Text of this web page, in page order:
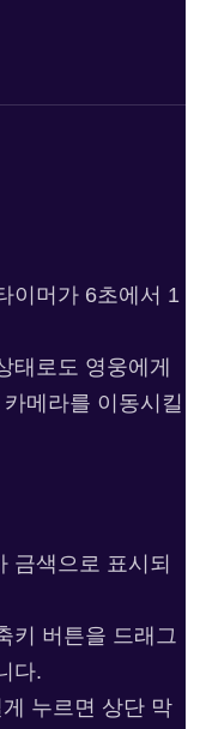
이머가 6초에서 1
태로도 영웅에게
메라를 이동시킬
금색으로 표시되
키 버튼을 드래그
다.
누르면 상단 막